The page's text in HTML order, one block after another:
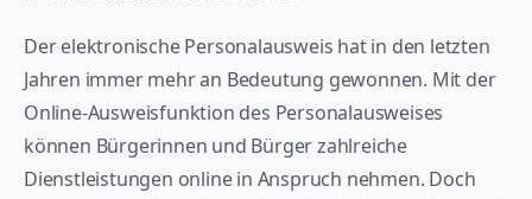
Der elektronische Personalausweis hat in den letzten
Jahren immer mehr an Bedeutung gewonnen. Mit der
Online-Ausweisfunktion des Personalausweises
können Bürgerinnen und Bürger zahlreiche
Dienstleistungen online in Anspruch nehmen. Doch